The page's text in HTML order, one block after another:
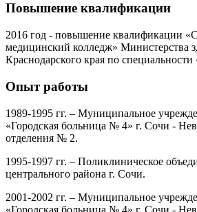
Повышение квалификации
2016 год - повышение квалификации
медицинский колледж» Министерства
Краснодарского края по специальности
Опыт работы
1989-1995 гг. – Муниципальное
«Городская больница № 4» г. Сочи -
отделения № 2.
1995-1997 гг. – Поликлиническое
центрального района г. Сочи.
2001-2002 гг. – Муниципальное
«Городская больница № 4» г. Сочи -